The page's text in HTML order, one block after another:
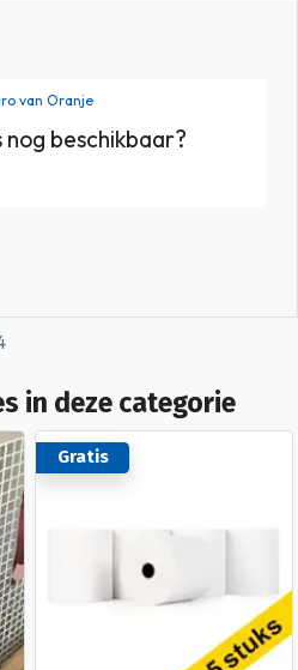
van Oranje
beschikbaar?
in deze categorie
Gratis